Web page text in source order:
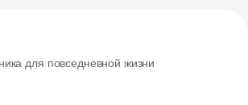
для повседневной жизни